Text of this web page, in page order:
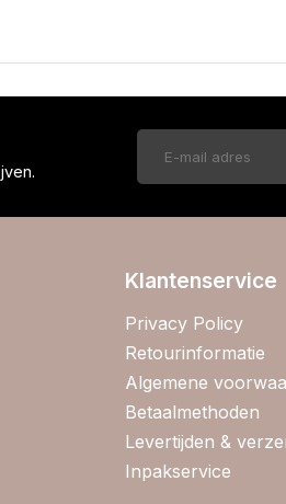
Klantenservice
Privacy Policy
Retourinformatie
Algemene
Betaalmethoden
Levertijden &
Inpakservice